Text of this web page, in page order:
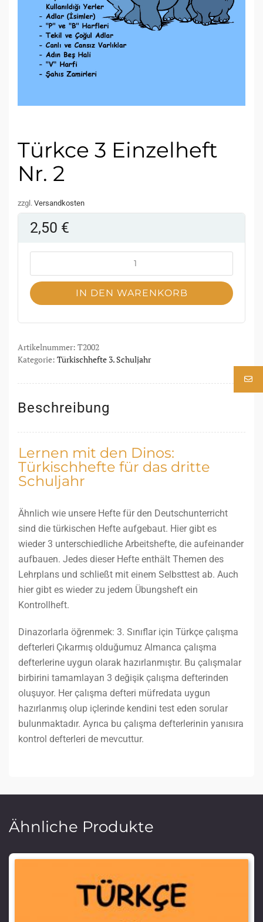
Türkce 3 Einzelheft
Nr. 2
zzgl. Versandkosten
2,50 €
IN DEN WARENKORB
Artikelnummer: T2002
Kategorie: Türkischhefte 3. Schuljahr
Beschreibung
Lernen mit den Dinos:
Türkischhefte für das dritte
Schuljahr
Ähnlich wie unsere Hefte für den Deutschunterricht
sind die türkischen Hefte aufgebaut. Hier gibt es
wieder 3 unterschiedliche Arbeitshefte, die aufeinander
aufbauen. Jedes dieser Hefte enthält Themen des
Lehrplans und schließt mit einem Selbsttest ab. Auch
hier gibt es wieder zu jedem Übungsheft ein
Kontrollheft.
Dinazorlarla öğrenmek: 3. Sınıflar için Türkçe çalışma
defterleri Çıkarmış olduğumuz Almanca çalışma
defterlerine uygun olarak hazırlanmıştır. Bu çalışmalar
birbirini tamamlayan 3 değişik çalışma defterinden
oluşuyor. Her çalışma defteri müfredata uygun
hazırlanmış olup içlerinde kendini test eden sorular
bulunmaktadır. Ayrıca bu çalışma defterlerinin yanısıra
kontrol defterleri de mevcuttur.
Ähnliche Produkte